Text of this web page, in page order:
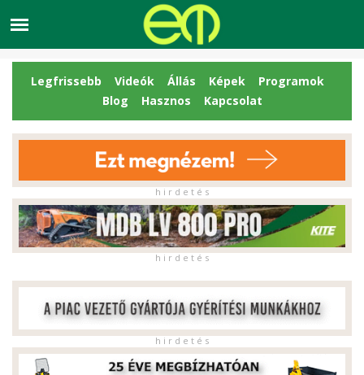
Legfrissebb Videók Állás Képek
Programok
Blog
Hasznos Kapcsolat
h i r d e t é s
h i r d e t é s
h i r d e t é s